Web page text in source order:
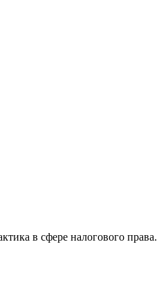
в сфере налогового права.